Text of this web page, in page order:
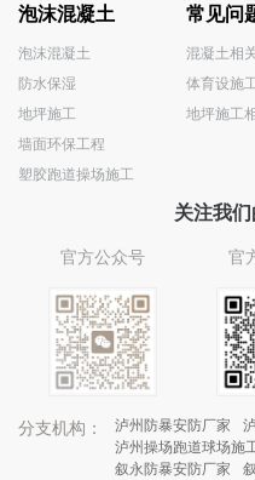
泡沫混凝土
泡沫混凝土
防水保湿
地坪施工
墙面环保工程
塑胶跑道操场施工
常见问
混凝土相
体育设施
地坪施工
关注我
官方公众号 官
分支机构： 泸州防暴安防厂家
泸州操场跑道球场施
叙永防暴安防厂家